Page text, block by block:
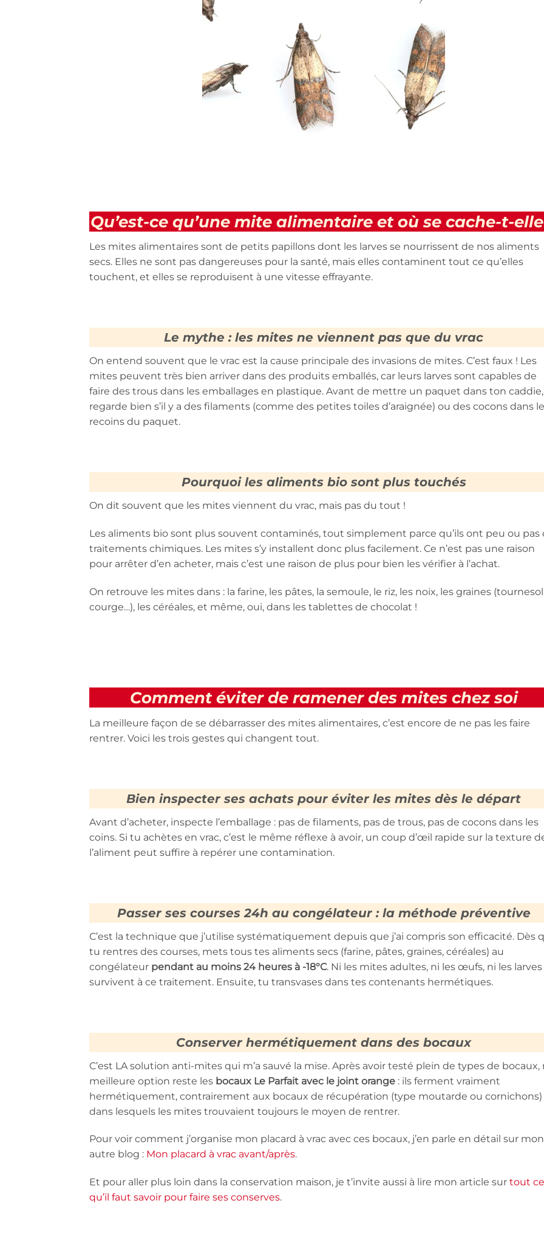
Qu’est-ce qu’une mite alimentaire et où se cache-t-
Les mites alimentaires sont de petits papillons dont les larves se nourrissent de nos aliments
secs. Elles ne sont pas dangereuses pour la santé, mais elles contaminent tout ce qu’elles
touchent, et elles se reproduisent à une vitesse effrayante.
Le mythe : les mites ne viennent pas que du vrac
On entend souvent que le vrac est la cause principale des invasions de mites. C’est faux ! Les
mites peuvent très bien arriver dans des produits emballés, car leurs larves sont capables de
faire des trous dans les emballages en plastique. Avant de mettre un paquet dans ton caddie,
regarde bien s’il y a des filaments (comme des petites toiles d’araignée) ou des cocons dans
recoins du paquet.
Pourquoi les aliments bio sont plus touchés
On dit souvent que les mites viennent du vrac, mais pas du tout !
Les aliments bio sont plus souvent contaminés, tout simplement parce qu’ils ont peu ou pas
traitements chimiques. Les mites s’y installent donc plus facilement. Ce n’est pas une raison
pour arrêter d’en acheter, mais c’est une raison de plus pour bien les vérifier à l’achat.
On retrouve les mites dans : la farine, les pâtes, la semoule, le riz, les noix, les graines
courge…), les céréales, et même, oui, dans les tablettes de chocolat !
Comment éviter de ramener des mites chez soi
La meilleure façon de se débarrasser des mites alimentaires, c’est encore de ne pas les faire
rentrer. Voici les trois gestes qui changent tout.
Bien inspecter ses achats pour éviter les mites dès le départ
Avant d’acheter, inspecte l’emballage : pas de filaments, pas de trous, pas de cocons dans les
coins. Si tu achètes en vrac, c’est le même réflexe à avoir, un coup d’œil rapide sur la texture
l’aliment peut suffire à repérer une contamination.
Passer ses courses 24h au congélateur : la méthode préventive
C’est la technique que j’utilise systématiquement depuis que j’ai compris son efficacité. Dès
tu rentres des courses, mets tous tes aliments secs (farine, pâtes, graines, céréales) au
congélateur pendant au moins 24 heures à -18°C. Ni les mites adultes, ni les œufs, ni les
survivent à ce traitement. Ensuite, tu transvases dans tes contenants hermétiques.
Conserver hermétiquement dans des bocaux
C’est LA solution anti-mites qui m’a sauvé la mise. Après avoir testé plein de types de bocaux,
meilleure option reste les bocaux Le Parfait avec le joint orange : ils ferment vraiment
hermétiquement, contrairement aux bocaux de récupération (type moutarde ou cornichons)
dans lesquels les mites trouvaient toujours le moyen de rentrer.
Pour voir comment j’organise mon placard à vrac avec ces bocaux, j’en parle en détail sur mon
autre blog : Mon placard à vrac avant/après.
Et pour aller plus loin dans la conservation maison, je t’invite aussi à lire mon article sur tout ce
qu’il faut savoir pour faire ses conserves.